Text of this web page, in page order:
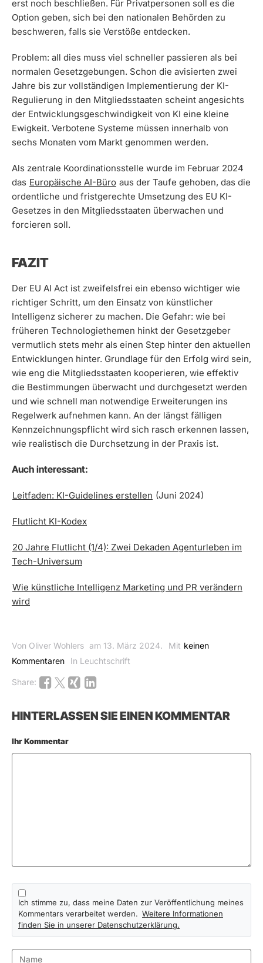
erst noch beschließen. Für Privatpersonen soll es die
Option geben, sich bei den nationalen Behörden zu
beschweren, falls sie Verstöße entdecken.
Problem: all dies muss viel schneller passieren als bei
normalen Gesetzgebungen. Schon die avisierten zwei
Jahre bis zur vollständigen Implementierung der KI-
Regulierung in den Mitgliedsstaaten scheint angesichts
der Entwicklungsgeschwindigkeit von KI eine kleine
Ewigkeit. Verbotene Systeme müssen innerhalb von
sechs Monaten vom Markt genommen werden.
Als zentrale Koordinationsstelle wurde im Februar 2024
das Europäische AI-Büro aus der Taufe gehoben, das die
ordentliche und fristgerechte Umsetzung des EU KI-
Gesetzes in den Mitgliedsstaaten überwachen und
forcieren soll.
FAZIT
Der EU AI Act ist zweifelsfrei ein ebenso wichtiger wie
richtiger Schritt, um den Einsatz von künstlicher
Intelligenz sicherer zu machen. Die Gefahr: wie bei
früheren Technologiethemen hinkt der Gesetzgeber
vermutlich stets mehr als einen Step hinter den aktuellen
Entwicklungen hinter. Grundlage für den Erfolg wird sein,
wie eng die Mitgliedsstaaten kooperieren, wie effektiv
die Bestimmungen überwacht und durchgesetzt werden
und wie schnell man notwendige Erweiterungen ins
Regelwerk aufnehmen kann. An der längst fälligen
Kennzeichnungspflicht wird sich rasch erkennen lassen,
wie realistisch die Durchsetzung in der Praxis ist.
Auch interessant:
Leitfaden: KI-Guidelines erstellen (Juni 2024)
Flutlicht KI-Kodex
20 Jahre Flutlicht (1/4): Zwei Dekaden Agenturleben im
Tech-Universum
Wie künstliche Intelligenz Marketing und PR verändern
wird
Von Oliver Wohlers am 13. März 2024. Mit keinen
Kommentaren
In Leuchtschrift
Share:
HINTERLASSEN SIE EINEN KOMMENTAR
Ihr Kommentar
Ich stimme zu, dass meine Daten zur Veröffentlichung meines
Kommentars verarbeitet werden. Weitere Informationen
finden Sie in unserer Datenschutzerklärung.